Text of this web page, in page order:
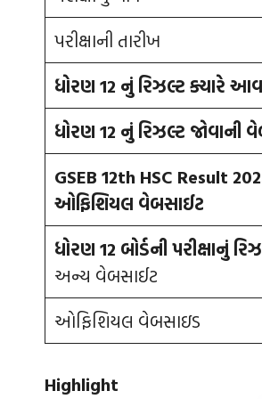
પરીક્ષાની તારીખ
ધોરણ 12 નું રિઝલ્ટ ક્યારે
ધોરણ 12 નું રિઝલ્ટ જોવાની
GSEB 12th HSC Result
ઓફિશિયલ વેબસાઈટ
ધોરણ 12 બોર્ડની પરીક્ષાનું
અન્ય વેબસાઈટ
ઓફિશિયલ વેબસાઇડ
Highlight